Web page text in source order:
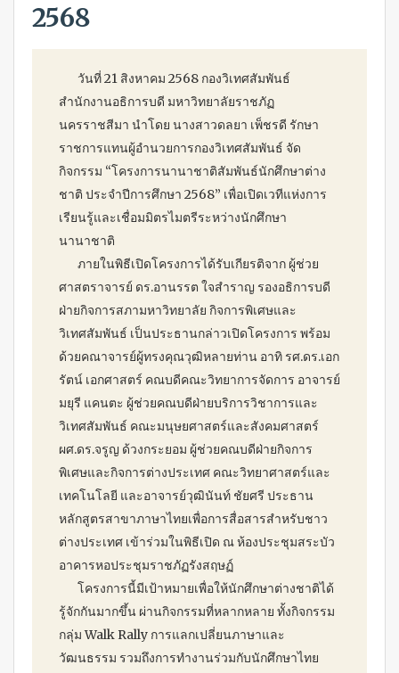
2568
วันที่ 21 สิงหาคม 2568 กองวิเทศสัมพันธ์
สำนักงานอธิการบดี มหาวิทยาลัยราชภัฏ
นครราชสีมา นำโดย นางสาวดลยา เพ็ชรดี รักษา
ราชการแทนผู้อำนวยการกองวิเทศสัมพันธ์ จัด
กิจกรรม “โครงการนานาชาติสัมพันธ์นักศึกษาต่าง
ชาติ ประจำปีการศึกษา 2568” เพื่อเปิดเวทีแห่งการ
เรียนรู้และเชื่อมมิตรไมตรีระหว่างนักศึกษา
นานาชาติ
ภายในพิธีเปิดโครงการได้รับเกียรติจาก ผู้ช่วย
ศาสตราจารย์ ดร.อานรรต ใจสำราญ รองอธิการบดี
ฝ่ายกิจการสภามหาวิทยาลัย กิจการพิเศษและ
วิเทศสัมพันธ์ เป็นประธานกล่าวเปิดโครงการ พร้อม
ด้วยคณาจารย์ผู้ทรงคุณวุฒิหลายท่าน อาทิ รศ.ดร.เอก
รัตน์ เอกศาสตร์ คณบดีคณะวิทยาการจัดการ อาจารย์
มยุรี แคนตะ ผู้ช่วยคณบดีฝ่ายบริการวิชาการและ
วิเทศสัมพันธ์ คณะมนุษยศาสตร์และสังคมศาสตร์
ผศ.ดร.จรูญ ด้วงกระยอม ผู้ช่วยคณบดีฝ่ายกิจการ
พิเศษและกิจการต่างประเทศ คณะวิทยาศาสตร์และ
เทคโนโลยี และอาจารย์วุฒินันท์ ชัยศรี ประธาน
หลักสูตรสาขาภาษาไทยเพื่อการสื่อสารสำหรับชาว
ต่างประเทศ เข้าร่วมในพิธีเปิด ณ ห้องประชุมสระบัว
อาคารหอประชุมราชภัฏรังสฤษฏ์
โครงการนี้มีเป้าหมายเพื่อให้นักศึกษาต่างชาติได้
รู้จักกันมากขึ้น ผ่านกิจกรรมที่หลากหลาย ทั้งกิจกรรม
กลุ่ม Walk Rally การแลกเปลี่ยนภาษาและ
วัฒนธรรม รวมถึงการทำงานร่วมกับนักศึกษาไทย